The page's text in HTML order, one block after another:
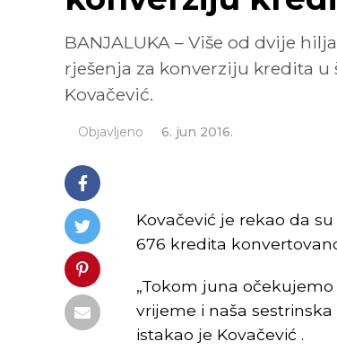
BANJALUKA – Više od dvije
rješenja za konverziju kredita
Kovačević.
Objavljeno 6. jun 2016.
Kovačević je rekao da
676 kredita
„Tokom juna
vrijeme i naša
istakao je Kovačević .